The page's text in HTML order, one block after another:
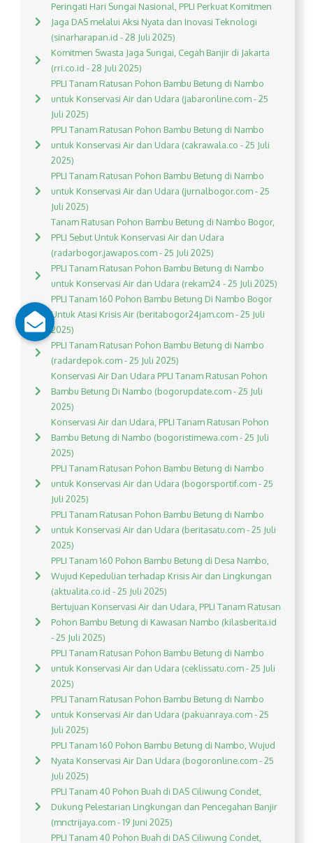
Peringati Hari Sungai Nasional, PPLI Perkuat Komitmen
Jaga DAS melalui Aksi Nyata dan Inovasi Teknologi
(sinarharapan.id - 28 Juli 2025)
Komitmen Swasta Jaga Sungai, Cegah Banjir di Jakarta
(rri.co.id - 28 Juli 2025)
PPLI Tanam Ratusan Pohon Bambu Betung di Nambo
untuk Konservasi Air dan Udara (jabaronline.com - 25
Juli 2025)
PPLI Tanam Ratusan Pohon Bambu Betung di Nambo
untuk Konservasi Air dan Udara (cakrawala.co - 25 Juli
2025)
PPLI Tanam Ratusan Pohon Bambu Betung di Nambo
untuk Konservasi Air dan Udara (jurnalbogor.com - 25
Juli 2025)
Tanam Ratusan Pohon Bambu Betung di Nambo Bogor,
PPLI Sebut Untuk Konservasi Air dan Udara
(radarbogor.jawapos.com - 25 Juli 2025)
PPLI Tanam Ratusan Pohon Bambu Betung di Nambo
untuk Konservasi Air dan Udara (rekam24 - 25 Juli 2025)
PPLI Tanam 160 Pohon Bambu Betung Di Nambo Bogor
Untuk Atasi Krisis Air (beritabogor24jam.com - 25 Juli
2025)
PPLI Tanam Ratusan Pohon Bambu Betung di Nambo
(radardepok.com - 25 Juli 2025)
Konservasi Air Dan Udara PPLI Tanam Ratusan Pohon
Bambu Betung Di Nambo (bogorupdate.com - 25 Juli
2025)
Konservasi Air dan Udara, PPLI Tanam Ratusan Pohon
Bambu Betung di Nambo (bogoristimewa.com - 25 Juli
2025)
PPLI Tanam Ratusan Pohon Bambu Betung di Nambo
untuk Konservasi Air dan Udara (bogorsportif.com - 25
Juli 2025)
PPLI Tanam Ratusan Pohon Bambu Betung di Nambo
untuk Konservasi Air dan Udara (beritasatu.com - 25 Juli
2025)
PPLI Tanam 160 Pohon Bambu Betung di Desa Nambo,
Wujud Kepedulian terhadap Krisis Air dan Lingkungan
(aktualita.co.id - 25 Juli 2025)
Bertujuan Konservasi Air dan Udara, PPLI Tanam Ratusan
Pohon Bambu Betung di Kawasan Nambo (kilasberita.id
- 25 Juli 2025)
PPLI Tanam Ratusan Pohon Bambu Betung di Nambo
untuk Konservasi Air dan Udara (ceklissatu.com - 25 Juli
2025)
PPLI Tanam Ratusan Pohon Bambu Betung di Nambo
untuk Konservasi Air dan Udara (pakuanraya.com - 25
Juli 2025)
PPLI Tanam 160 Pohon Bambu Betung di Nambo, Wujud
Nyata Konservasi Air Dan Udara (bogoronline.com - 25
Juli 2025)
PPLI Tanam 40 Pohon Buah di DAS Ciliwung Condet,
Dukung Pelestarian Lingkungan dan Pencegahan Banjir
(mnctrijaya.com - 19 Juni 2025)
PPLI Tanam 40 Pohon Buah di DAS Ciliwung Condet,